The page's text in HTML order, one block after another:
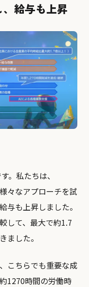
給与も上昇
。私たちは、
々なアプローチを試
与も上昇しました。
して、最大で約1.7
ました。
こちらでも重要な成
1270時間の労働時